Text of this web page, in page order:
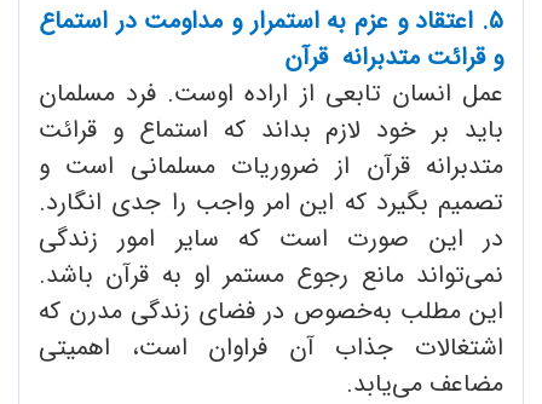
۵. اعتقاد و عزم به استمرار و مداومت در استماع
و قرائت متدبرانه قرآن
عمل انسان تابعی از اراده اوست. فرد مسلمان
باید بر خود لازم بداند که استماع و قرائت
متدبرانه قرآن از ضروریات مسلمانی است و
تصمیم بگیرد که این امر واجب را جدی انگارد.
در این صورت است که سایر امور زندگی
نمی‌تواند مانع رجوع مستمر او به قرآن باشد.
این مطلب به‌خصوص در فضای زندگی مدرن که
اشتغالات جذاب آن فراوان است، اهمیتی
مضاعف می‌یابد.